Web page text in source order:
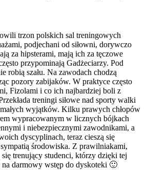
trzon polskich sal treningowych
podjechani od siłowni, dorywczo
za hipsterami, mają ich za tęczowe
przypominają Gadżeciarzy. Pod
robią szału. Na zawodach chodzą
pozory zabijaków. W praktyce często
Fizolami i co ich najbardziej boli z
treningi siłowe nad sporty walki
wyjątków. Kilku prawych chłopów
wypracowanym w licznych bójkach
i niebezpiecznymi zawodnikami, a
dyscyplinach, teraz cieszą się
środowiska. Z prawilniakami,
trenujący studenci, którzy dzięki tej
darmowy wstęp do dyskoteki 🙂